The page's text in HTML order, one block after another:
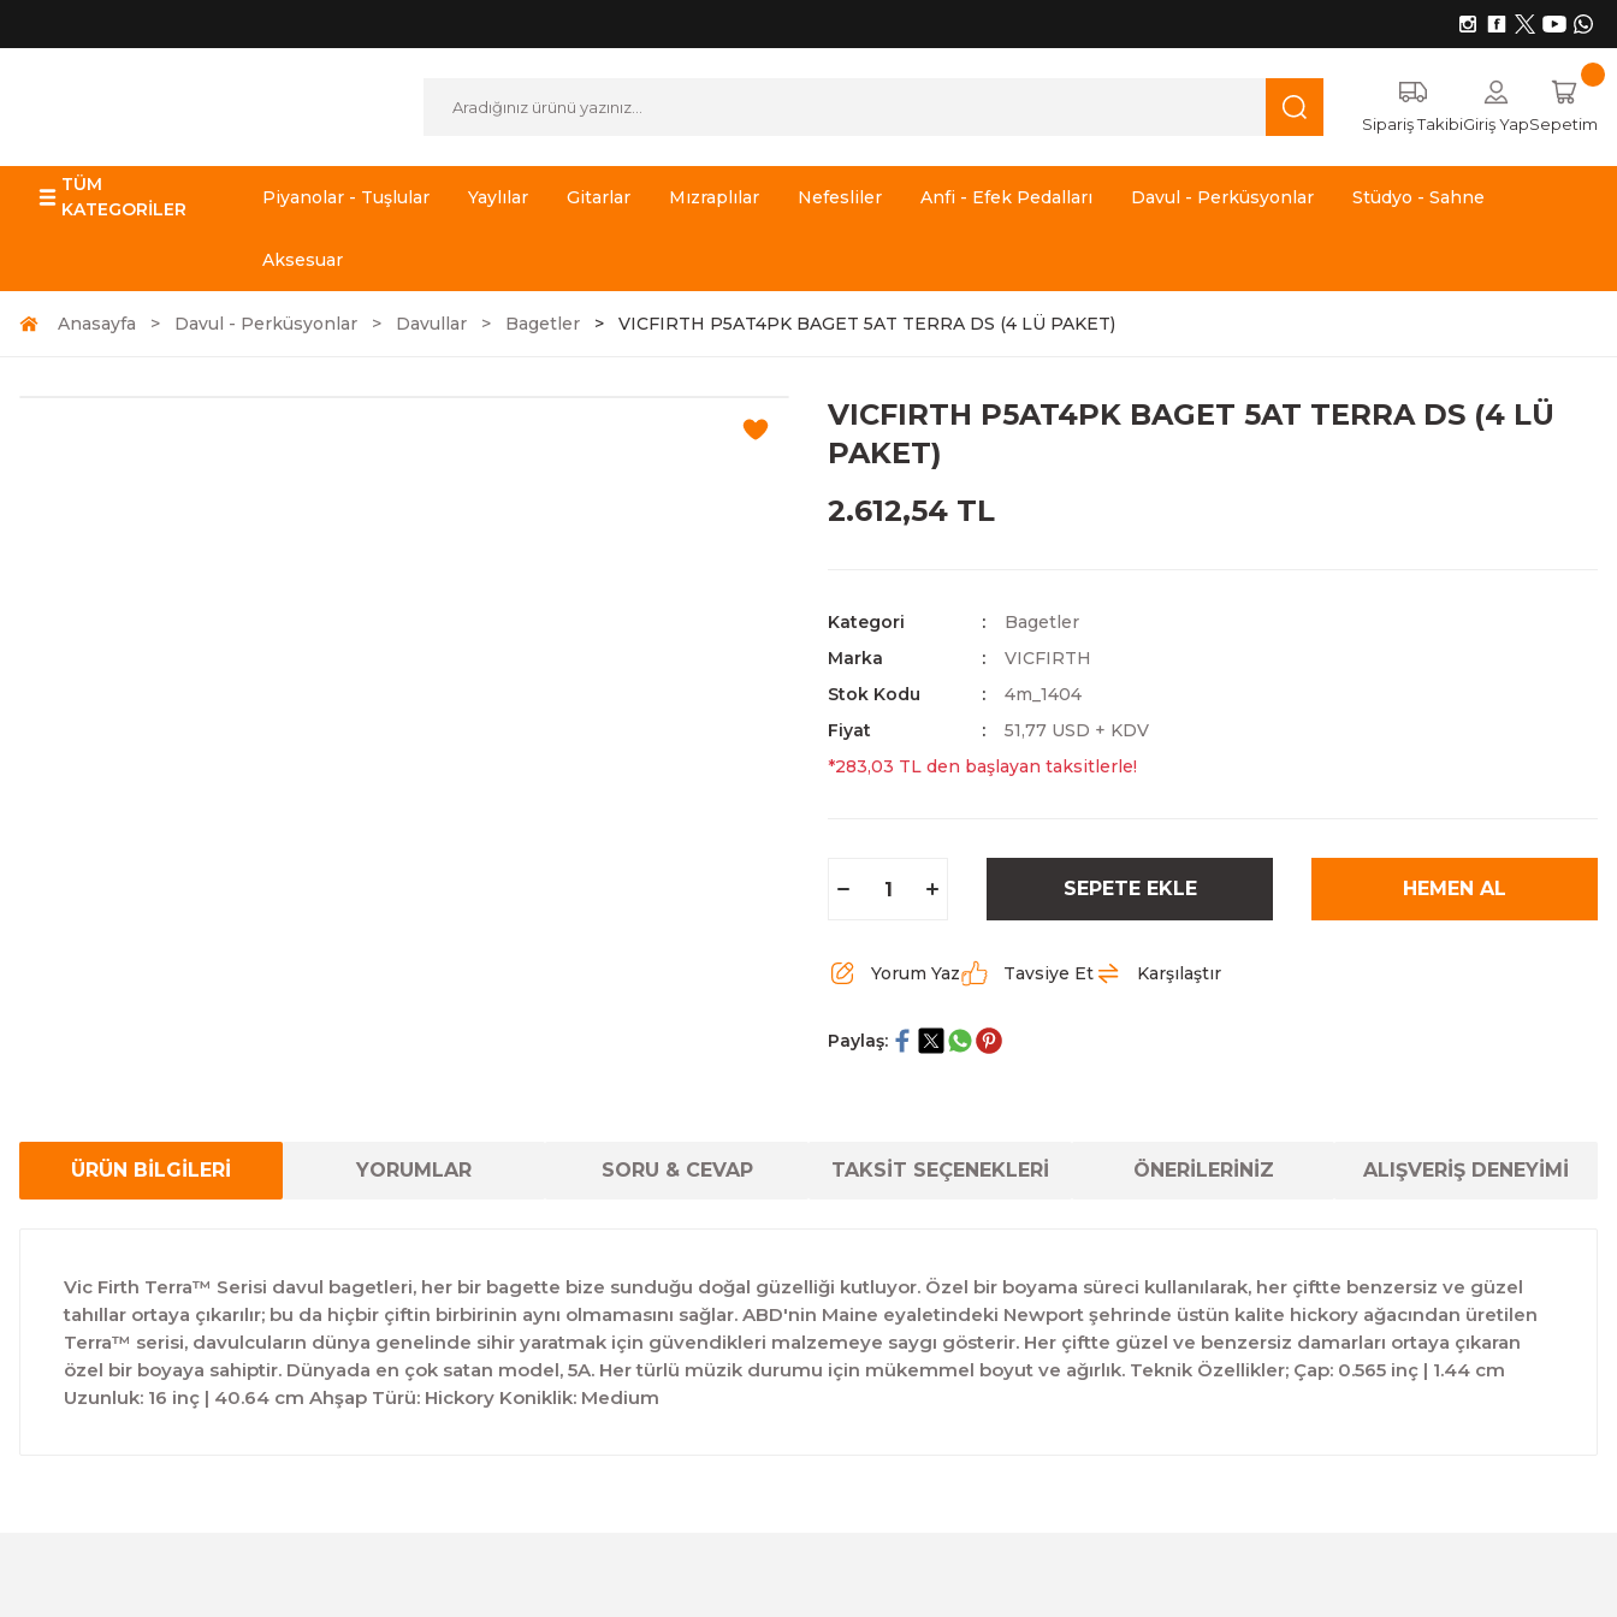
Sipariş TakibiGiriş YapSepetim
TÜM
KATEGORİLER
Piyanolar - Tuşlular Yaylılar Gitarlar Mızraplılar Nefesliler Anfi - Efek Pedalları Davul - Perküsyonlar Stüdyo - Sahne
Aksesuar
Anasayfa Davul - Perküsyonlar Davullar Bagetler VICFIRTH P5AT4PK BAGET 5AT TERRA DS (4 LÜ PAKET)
VICFIRTH P5AT4PK BAGET 5AT TERRA DS (4 LÜ
PAKET)
2.612,54 TL
Kategori
Bagetler
Marka
VICFIRTH
Stok Kodu
4m_1404
Fiyat
51,77 USD + KDV
*283,03 TL den başlayan taksitlerle!
SEPETE EKLE HEMEN AL
Yorum Yaz Tavsiye Et Karşılaştır
Paylaş:
ÜRÜN BİLGİLERİ YORUMLAR SORU & CEVAP TAKSİT SEÇENEKLERİ ÖNERİLERİNİZ ALIŞVERİŞ DENEYİMİ
Vic Firth Terra™ Serisi davul bagetleri, her bir bagette bize sunduğu doğal güzelliği kutluyor. Özel bir boyama süreci kullanılarak, her çiftte benzersiz ve güzel
tahıllar ortaya çıkarılır; bu da hiçbir çiftin birbirinin aynı olmamasını sağlar. ABD'nin Maine eyaletindeki Newport şehrinde üstün kalite hickory ağacından üretilen
Terra™ serisi, davulcuların dünya genelinde sihir yaratmak için güvendikleri malzemeye saygı gösterir. Her çiftte güzel ve benzersiz damarları ortaya çıkaran
özel bir boyaya sahiptir. Dünyada en çok satan model, 5A. Her türlü müzik durumu için mükemmel boyut ve ağırlık. Teknik Özellikler; Çap: 0.565 inç | 1.44 cm
Uzunluk: 16 inç | 40.64 cm Ahşap Türü: Hickory Koniklik: Medium